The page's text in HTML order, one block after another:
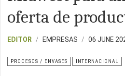
oferta de
EDITOR EMPRESAS 06 JUNE
PROCESOS / ENVASES INTERNACIONAL